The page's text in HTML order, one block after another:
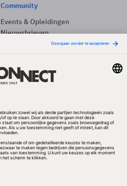
Community
Events & Opleidingen
Nieuwsbrieven